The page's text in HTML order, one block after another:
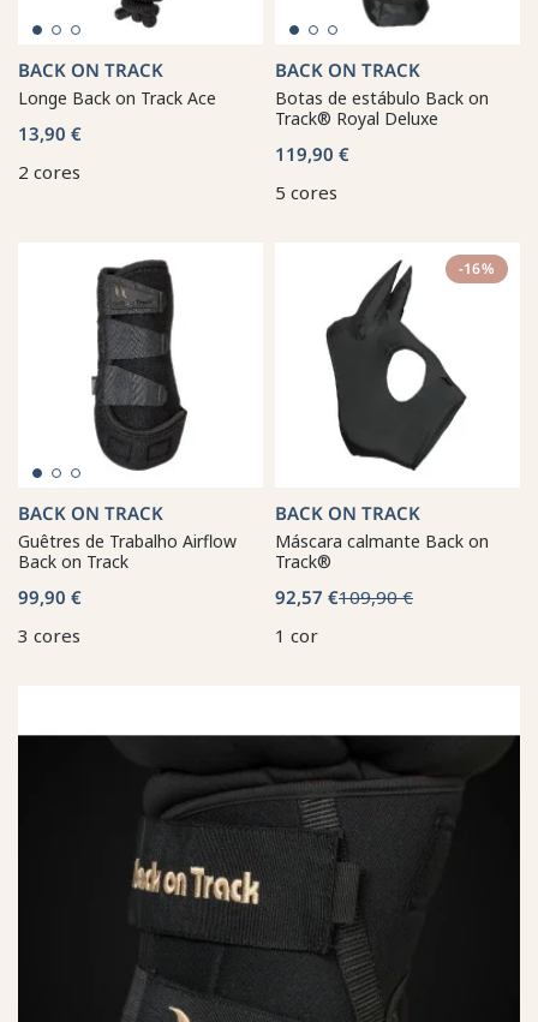
BACK ON TRACK
Longe Back on Track Ace
13,90 €
2 cores
BACK ON TRACK
Botas de estábulo Back on
Track® Royal Deluxe
119,90 €
5 cores
BACK ON TRACK
Guêtres de Trabalho Airflow
Back on Track
99,90 €
3 cores
-16%
BACK ON TRACK
Máscara calmante Back on
Track®
92,57 €109,90 €
1 cor